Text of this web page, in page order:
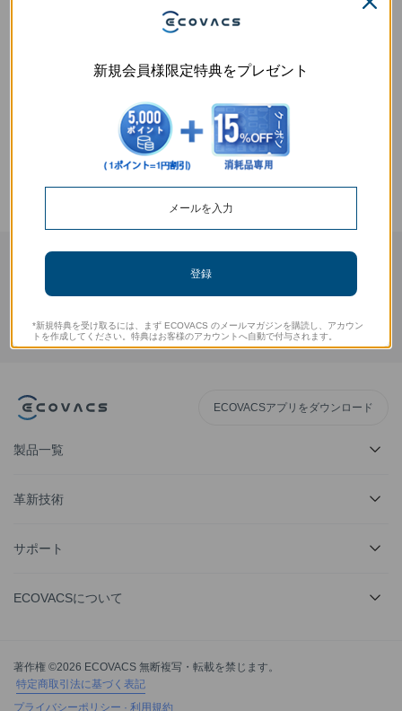
クリスマスセール・父の日セール・母の日セールなど、エコバックスの最新
プロモーションやお得情報は、ECOVACS（エコバックス）お買い得キャン
次回のセール日はまだ発表されていませんが、ロボット掃除機
など、人気カテゴリをご覧いただけます。
ご自宅にぴったりのロボットを見つけて、より快適で清潔な生活空間を手に
入れ、自由な時間を楽しみましょう。
ECOVACSから最新のニュースを入手
提出する
ECOVACSアプリをダウンロード
製品一覧
革新技術
サポート
ECOVACSについて
著作権 ©2026 ECOVACS 無断複写・転載を禁じます。
特定商取引法に基づく表記
プライバシーポリシー · 利用規約
新規会員様限定特典をプレゼント
登録
*新規特典を受け取るには、まず ECOVACS のメールマガジンを購読し、アカウン
トを作成してください。特典はお客様のアカウントへ自動で付与されます。